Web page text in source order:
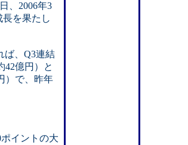
、2006年3
を果たし
ば、Q3連結
42億円）と
）で、昨年
イントの大